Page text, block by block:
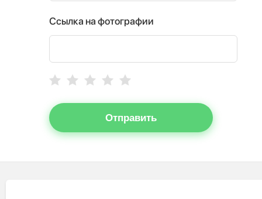
Ссылка на фотографии
Отправить